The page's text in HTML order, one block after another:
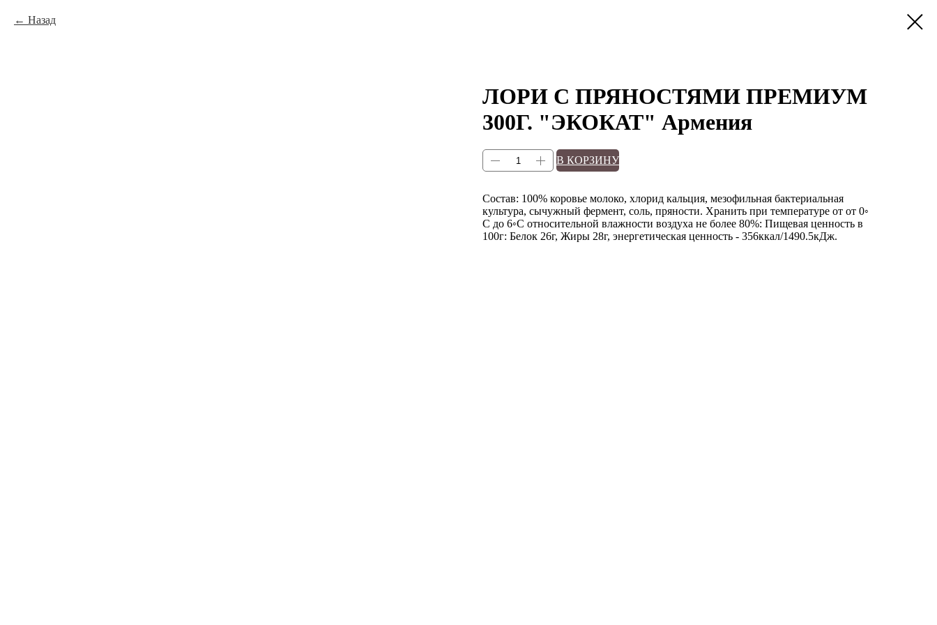
Назад
ЛОРИ С ПРЯНОСТЯМИ ПРЕМИУМ
300Г. "ЭКОКАТ" Армения
В КОРЗИНУ
Состав: 100% коровье молоко, хлорид кальция, мезофильная бактериальная
культура, сычужный фермент, соль, пряности. Хранить при температуре от от 0◦
C до 6◦C относительной влажности воздуха не более 80%: Пищевая ценность в
100г: Белок 26г, Жиры 28г, энергетическая ценность - 356ккал/1490.5кДж.